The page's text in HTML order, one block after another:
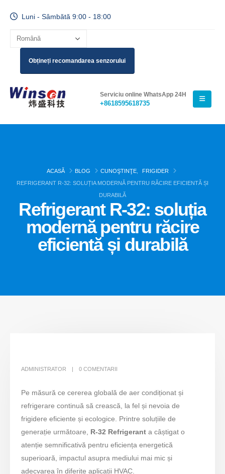
Luni - Sâmbătă 9:00 - 18:00
Obțineți recomandarea senzorului
Serviciu online WhatsApp 24H
+8618595618735
ACASĂ BLOG CUNOŞTINŢE,
FRIGIDER
REFRIGERANT R-32: SOLUȚIA MODERNĂ PENTRU RĂCIRE EFICIENTĂ ȘI
DURABILĂ
Refrigerant R-32: soluția
modernă pentru răcire
eficientă și durabilă
ADMINISTRATOR 0 COMENTARII
Pe măsură ce cererea globală de aer condiționat și
refrigerare continuă să crească, la fel și nevoia de
frigidere eficiente și ecologice. Printre soluțiile de
generație următoare, R-32 Refrigerant a câștigat o
atenție semnificativă pentru eficiența energetică
superioară, impactul asupra mediului mai mic și
adecvarea în diferite aplicații HVAC.